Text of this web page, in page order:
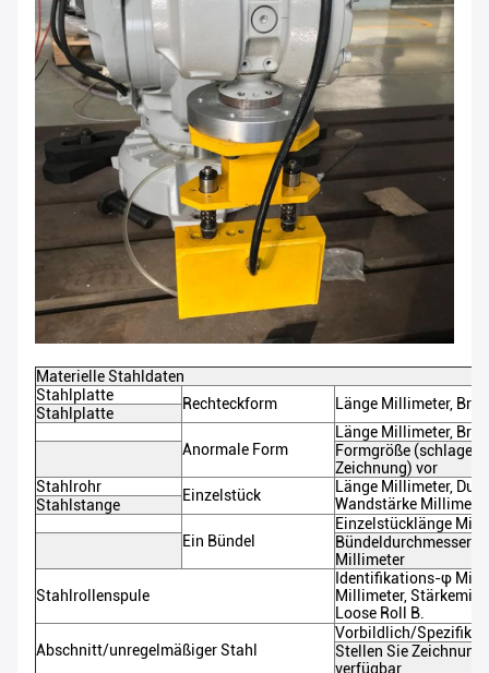
Materielle Stahldaten
Stahlplatte
Rechteckform Länge Millimeter,
Stahlplatte
Anormale Form
Länge Millimeter,
Formgröße (schlagen
Zeichnung) vor
Stahlrohr
Einzelstück Länge Millimeter,
Wandstärke Millimeter
Stahlstange
Ein Bündel
Einzelstücklänge
Bündeldurchmesser φ
Millimeter
Stahlrollenspule
Identifikations-φ
Millimeter, Stärke
Loose Roll B.
Abschnitt/unregelmäßiger Stahl
Vorbildlich/
Stellen Sie
verfügbar